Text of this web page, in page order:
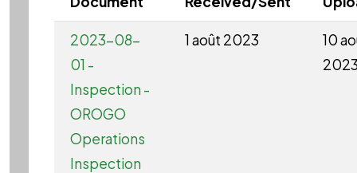
2023-08-
01 -
Inspection -
OROGO
Operations
Inspection
1 août 2023
10